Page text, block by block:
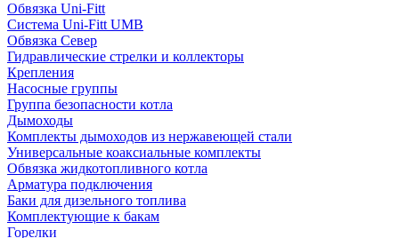
Обвязка Uni-Fitt
Система Uni-Fitt UMB
Обвязка Север
Гидравлические стрелки и коллекторы
Крепления
Насосные группы
Группа безопасности котла
Дымоходы
Комплекты дымоходов из нержавеющей стали
Универсальные коаксиальные комплекты
Обвязка жидкотопливного котла
Арматура подключения
Баки для дизельного топлива
Комплектующие к бакам
Горелки